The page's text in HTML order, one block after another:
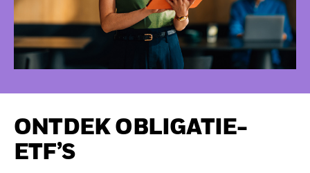
ONTDEK OBLIGATIE-
ETF’S